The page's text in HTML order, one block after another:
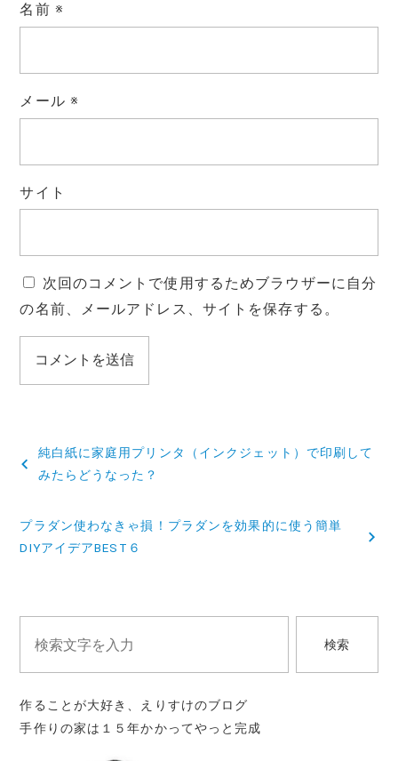
名前 ※
メール ※
サイト
次回のコメントで使用するためブラウザーに自分
の名前、メールアドレス、サイトを保存する。
稿
ビ
シ
ョ
ン
純白紙に家庭用プリンタ（インクジェット）で印刷して
みたらどうなった？
プラダン使わなきゃ損！プラダンを効果的に使う簡単
DIYアイデアBEST６
検索
作ることが大好き、えりすけのブログ
手作りの家は１５年かかってやっと完成